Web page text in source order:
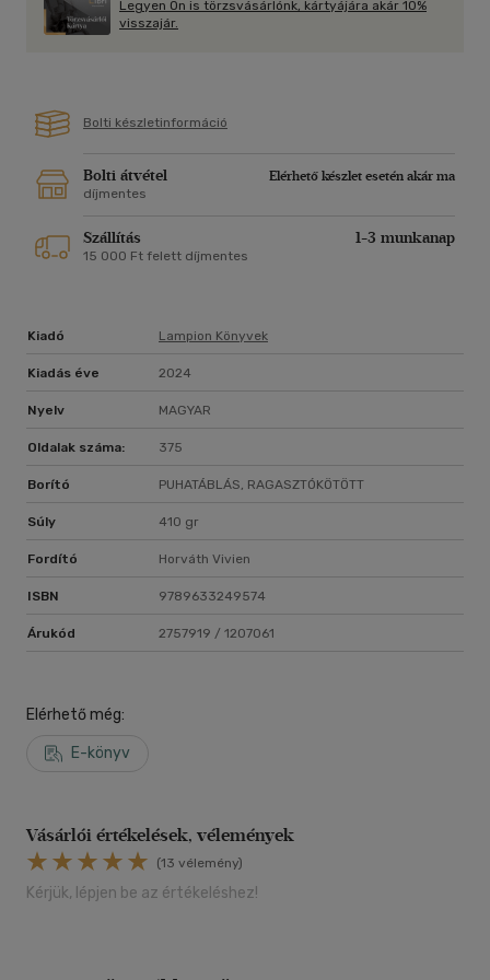
Már több mint húsz országban megjelent!
Legyen Ön is törzsvásárlónk, kártyájára akár 10%
visszajár.
Bolti készletinformáció
Bolti átvétel
Elérhető készlet esetén akár ma
díjmentes
Szállítás 1-3 munkanap
15 000 Ft felett díjmentes
Kiadó Lampion Könyvek
Kiadás éve 2024
Nyelv MAGYAR
Oldalak száma: 375
Borító PUHATÁBLÁS, RAGASZTÓKÖTÖTT
Súly 410 gr
Fordító Horváth Vivien
ISBN 9789633249574
Árukód 2757919 / 1207061
Elérhető még:
E-könyv
Vásárlói értékelések, vélemények
(13 vélemény)
Kérjük, lépjen be az értékeléshez!